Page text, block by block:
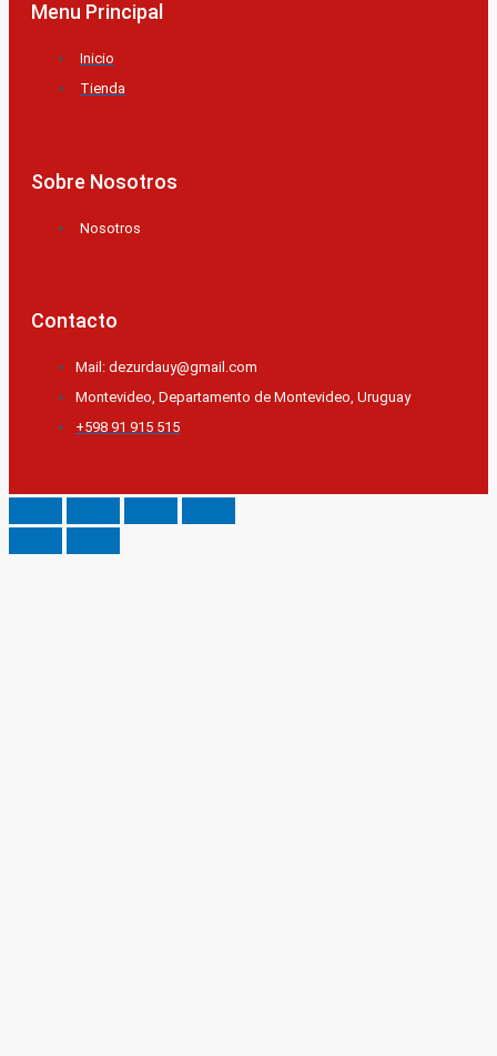
Menu Principal
Inicio
Tienda
Sobre Nosotros
Nosotros
Contacto
Mail: dezurdauy@gmail.com
Montevideo, Departamento de Montevideo, Uruguay
+598 91 915 515